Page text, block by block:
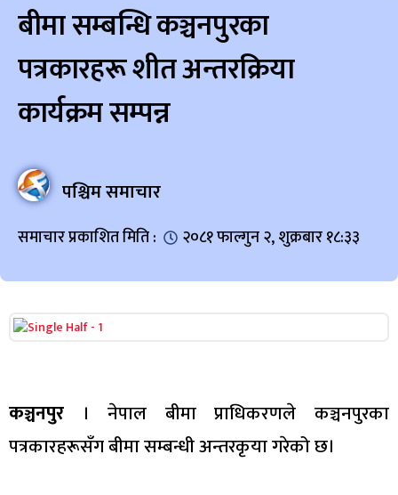
बीमा सम्बन्धि कञ्चनपुरका
पत्रकारहरू शीत अन्तरक्रिया
कार्यक्रम सम्पन्न
पश्चिम समाचार
समाचार प्रकाशित मिति : २०८१ फाल्गुन २, शुक्रबार १८:३३
कञ्चनपुर । नेपाल बीमा प्राधिकरणले कञ्चनपुरका
पत्रकारहरूसँग बीमा सम्बन्धी अन्तरकृया गरेको छ।